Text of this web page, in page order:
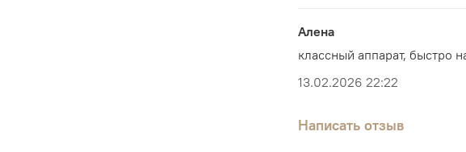
Алена
классный аппарат, быстро
13.02.2026 22:22
Написать отзыв